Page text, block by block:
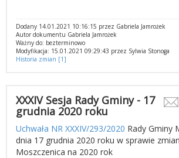
Dodany 14.01.2021 10:16:15 przez Gabriela Jamrożek
Autor dokumentu Gabriela Jamrożek
Ważny do: bezterminowo
Modyfikacja: 15.01.2021 09:29:43 przez Sylwia Stonoga
Historia zmian [1]
XXXIV Sesja Rady Gminy - 17
grudnia 2020 roku
Uchwała NR XXXIV/293/2020 Rady Gminy
dnia 17 grudnia 2020 roku w sprawie
Moszczenica na 2020 rok